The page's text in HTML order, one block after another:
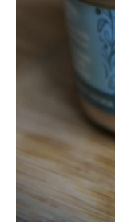
SIDRA
VINOS
LIBROS